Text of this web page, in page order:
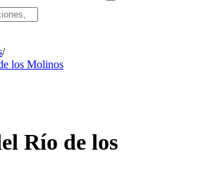
/
los Molinos
Río de los